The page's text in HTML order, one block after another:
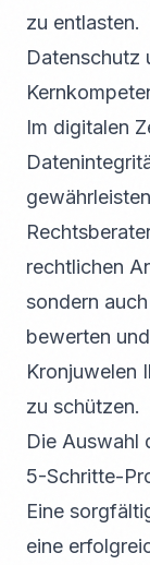
zu entlasten.
Datenschutz
Im digitalen
rechtlichen
sondern
bewerten
Kronjuwelen
zu schützen.
Die Auswahl
5-Schritte-
Eine
eine